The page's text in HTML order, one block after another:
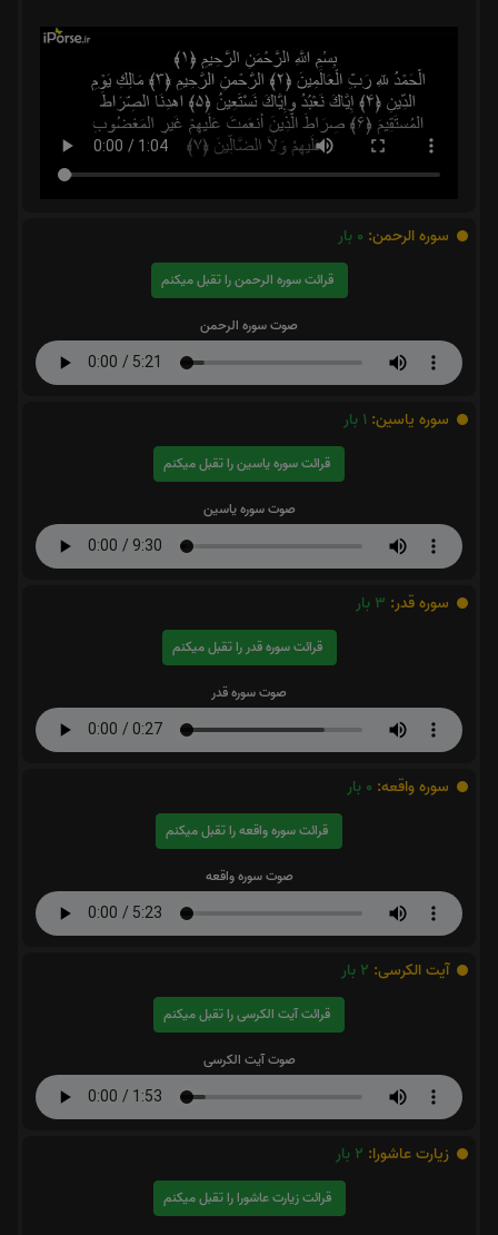
سوره الرحمن: 0 بار
قرائت سوره الرحمن را تقبل میکنم
صوت سوره الرحمن
سوره یاسین: 1 بار
قرائت سوره یاسین را تقبل میکنم
صوت سوره یاسین
سوره قدر: 3 بار
قرائت سوره قدر را تقبل میکنم
صوت سوره قدر
سوره واقعه: 0 بار
قرائت سوره واقعه را تقبل میکنم
صوت سوره واقعه
آیت الکرسی: 2 بار
قرائت آیت الکرسی را تقبل میکنم
صوت آیت الکرسی
زیارت عاشورا: 2 بار
قرائت زیارت عاشورا را تقبل میکنم